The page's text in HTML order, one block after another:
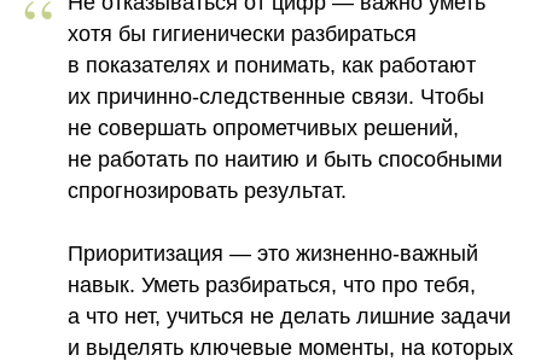
“
хотя бы гигиенически разбираться
в показателях и понимать, как работают
их причинно-следственные связи. Чтобы
не совершать опрометчивых решений,
не работать по наитию и быть способными
спрогнозировать результат.
Приоритизация — это жизненно-важный
навык. Уметь разбираться, что про тебя,
а что нет, учиться не делать лишние задачи
и выделять ключевые моменты, на которых